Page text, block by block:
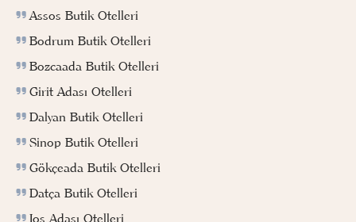
Assos Butik Otelleri
Bodrum Butik Otelleri
Bozcaada Butik Otelleri
Girit Adası Otelleri
Dalyan Butik Otelleri
Sinop Butik Otelleri
Gökçeada Butik Otelleri
Datça Butik Otelleri
Ios Adası Otelleri